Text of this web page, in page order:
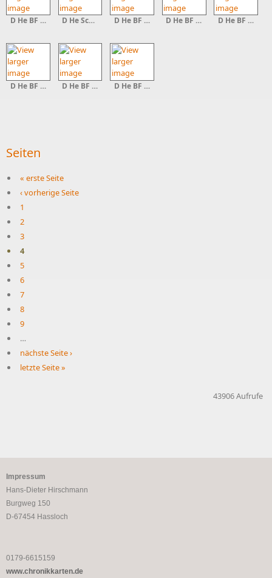
D He BF Veste Otzberg D He Schaafheimer Warte 0 D He BF Hirschhorn 2 D He BF Burg Eppstein 0 D He BF Br Ellar
D He BF Br Schwarzenfels D He BF Hinterburg D He BF Burg Hauneck
Seiten
« erste Seite
‹ vorherige Seite
1
2
3
4
5
6
7
8
9
…
nächste Seite ›
letzte Seite »
43906 Aufrufe
Impressum
Hans-Dieter Hirschmann
Burgweg 150
D-67454 Hassloch
0179-6615159
www.chronikkarten.de